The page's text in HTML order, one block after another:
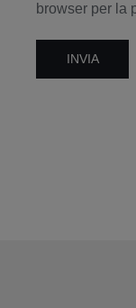
browser per la